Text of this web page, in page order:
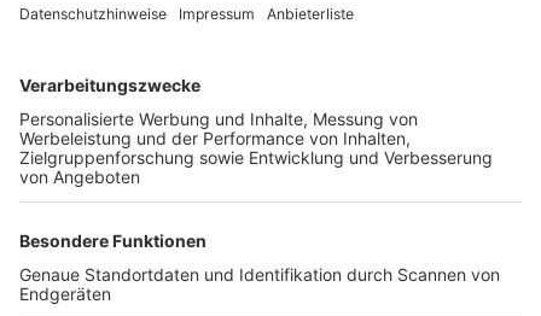
Freiburger Wochenbericht
Der Wochenbericht
wurde zum 31. Juli 2026
eingestellt.